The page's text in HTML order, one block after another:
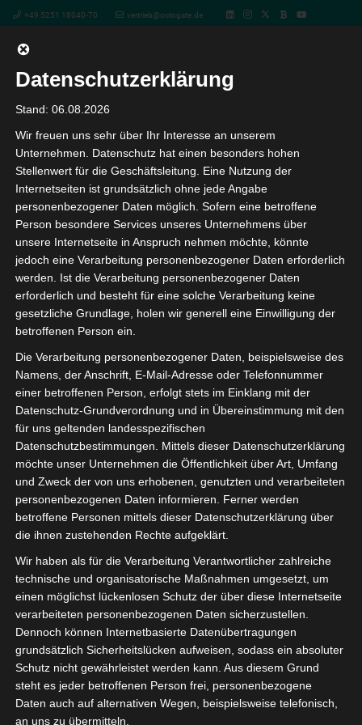
+49 5251 18040-70 vertrieb@octogate.de
Webinar: Der DigitalPakt ist da!
Aber WLAN ist nicht gleich
WLAN…
« Alle Veranstaltungen
Diese Veranstaltung hat bereits stattgefunden.
Webinar: Der DigitalPakt ist da! Aber
WLAN ist nicht gleich WLAN…
19. Mai 2020 10:00-11:00
Hiermit laden wir Sie herzlich zu unserem einstündigen
Webinar zum Thema „Der DigitalPakt ist da! Aber WLAN
ist nicht gleich WLAN…“ ein. Unser Referent ist Herr Frank
Menne, Geschäftsführer der OctoGate IT Security
Systems GmbH.
Im Folgenden die Themen für das Webinar:
Was ist der DigitalPakt und welche
Voraussetzungen gibt es?
Sicheres WLAN mit integriertem Jugendschutz?
BYOD – Einbindung mobiler Endgeräte in den
Unterricht?
Der Vortrag dauert 30 Minuten. Anschließend haben Sie
ausreichend Zeit um Fragen zu stellen oder sich an
Datenschutzerklärung
Stand: 06.08.2026
Wir freuen uns sehr über Ihr Interesse an unserem
Unternehmen. Datenschutz hat einen besonders hohen
Stellenwert für die Geschäftsleitung. Eine Nutzung der
Internetseiten ist grundsätzlich ohne jede Angabe
personenbezogener Daten möglich. Sofern eine betroffene
Person besondere Services unseres Unternehmens über
unsere Internetseite in Anspruch nehmen möchte, könnte
jedoch eine Verarbeitung personenbezogener Daten erforderlich
werden. Ist die Verarbeitung personenbezogener Daten
erforderlich und besteht für eine solche Verarbeitung keine
gesetzliche Grundlage, holen wir generell eine Einwilligung der
betroffenen Person ein.
Die Verarbeitung personenbezogener Daten, beispielsweise des
Namens, der Anschrift, E-Mail-Adresse oder Telefonnummer
einer betroffenen Person, erfolgt stets im Einklang mit der
Datenschutz-Grundverordnung und in Übereinstimmung mit den
für uns geltenden landesspezifischen
Datenschutzbestimmungen. Mittels dieser Datenschutzerklärung
möchte unser Unternehmen die Öffentlichkeit über Art, Umfang
und Zweck der von uns erhobenen, genutzten und verarbeiteten
personenbezogenen Daten informieren. Ferner werden
betroffene Personen mittels dieser Datenschutzerklärung über
die ihnen zustehenden Rechte aufgeklärt.
Wir haben als für die Verarbeitung Verantwortlicher zahlreiche
technische und organisatorische Maßnahmen umgesetzt, um
einen möglichst lückenlosen Schutz der über diese Internetseite
verarbeiteten personenbezogenen Daten sicherzustellen.
Dennoch können Internetbasierte Datenübertragungen
grundsätzlich Sicherheitslücken aufweisen, sodass ein absoluter
Schutz nicht gewährleistet werden kann. Aus diesem Grund
steht es jeder betroffenen Person frei, personenbezogene
Daten auch auf alternativen Wegen, beispielsweise telefonisch,
an uns zu übermitteln.